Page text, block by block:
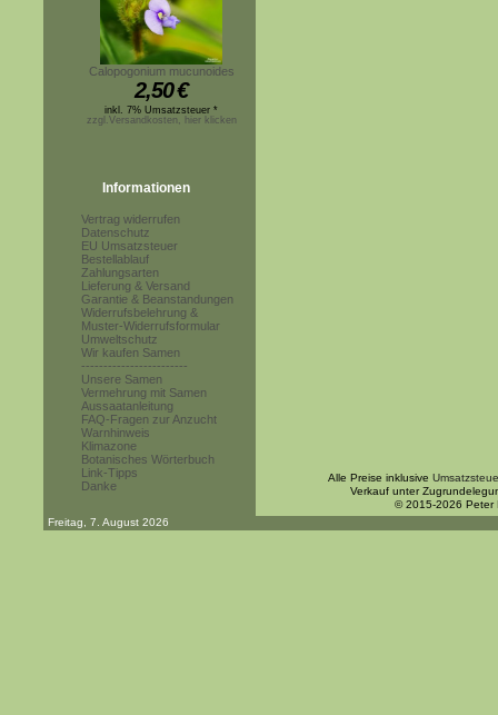
Calopogonium mucunoides
2,50€
inkl. 7% Umsatzsteuer *
zzgl.Versandkosten, hier klicken
Informationen
Vertrag widerrufen
Datenschutz
EU Umsatzsteuer
Bestellablauf
Zahlungsarten
Lieferung & Versand
Garantie & Beanstandungen
Widerrufsbelehrung &
Muster-Widerrufsformular
Umweltschutz
Wir kaufen Samen
------------------------
Unsere Samen
Vermehrung mit Samen
Aussaatanleitung
FAQ-Fragen zur Anzucht
Warnhinweis
Klimazone
Botanisches Wörterbuch
Link-Tipps
Danke
Alle Preise inklusive
Verkauf unter
© 2015-2026 Peter
Freitag, 7. August 2026